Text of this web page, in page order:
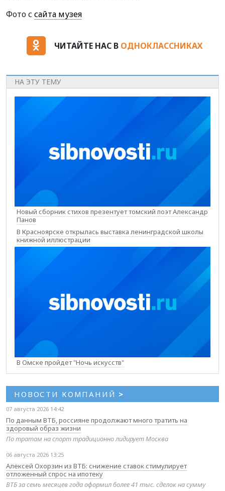
Фото ссайта музея
ЧИТАЙТЕ НАС В ОДНОКЛАССНИКАХ
НА ЭТУ ТЕМУ
Новый сборник стихов презентует томский поэт Александр
Панов
В Красноярске открылась выставка ленинградской школы
книжной иллюстрации
В Омске пройдет "Ночь искусств"
НОВОСТИ КОМПАНИЙ >
07 августа 2026 14:42
По данным ВТБ, россияне продолжают много тратить на
здоровый образ жизни
По тратам на спорт традиционно лидирует Москва
06 августа 2026 13:25
Алексей Охорзин из ВТБ: снижение ставок стимулирует
отложенный спрос на ипотеку
ВТБ за семь месяцев года оформил более 41 тыс. сделок на сумму